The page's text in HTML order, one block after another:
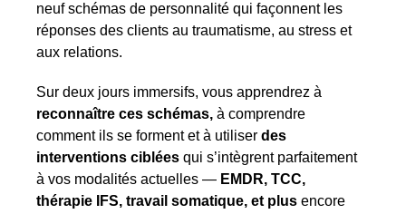
neuf schémas de personnalité qui façonnent les
réponses des clients au traumatisme, au stress et
aux relations.
Sur deux jours immersifs, vous apprendrez à
reconnaître ces schémas, à comprendre
comment ils se forment et à utiliser des
interventions ciblées qui s’intègrent parfaitement
à vos modalités actuelles — EMDR, TCC,
thérapie IFS, travail somatique, et plus encore